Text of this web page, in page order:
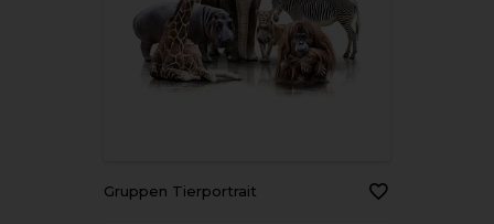
Gruppen Tierportrait